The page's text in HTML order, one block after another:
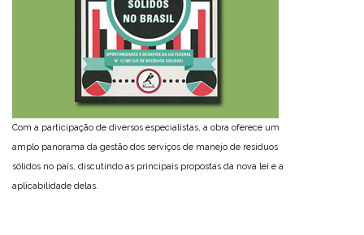
Com a participação de diversos especialistas, a obra oferece um
amplo panorama da gestão dos serviços de manejo de resíduos
sólidos no país, discutindo as principais propostas da nova lei e a
aplicabilidade delas.